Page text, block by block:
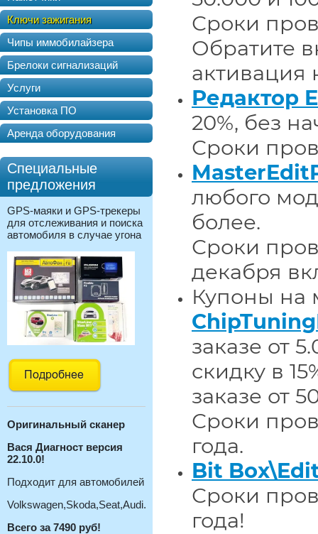
Ключи зажигания
Чипы иммобилайзера
Брелоки сигнализаций
Услуги
Установка ПО
Аренда оборудования
Специальные
предложения
GPS-маяки и GPS-трекеры
для отслеживания и поиска
автомобиля в случае угона
Оригинальный сканер
Вася Диагност версия
22.10.0!
Подходит для автомобилей
Volkswagen,Skoda,Seat,Audi.
Всего за 7490 руб!
Сроки
Обратите
активация
Редактор
20%, без
Сроки
любого
более.
Сроки
декабря
Купоны на
заказе от
скидку в
заказе от
Сроки
года.
Bit
Сроки
года!